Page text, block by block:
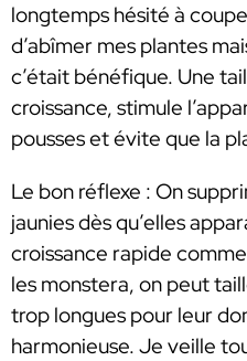
longtemps hésité à
d’abîmer mes plantes
c’était bénéfique. Une
croissance, stimule
pousses et évite que la
Le bon réflexe : On
jaunies dès qu’elles
croissance rapide
les monstera, on peut
trop longues pour leur
harmonieuse. Je veille